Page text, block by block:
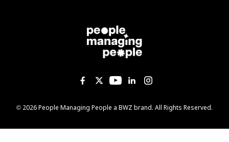
Like us on Facebook
Follow us on Twitter
Follow us on
Add us on
Follow us on
© 2026 People Managing People a BWZ Opens new window
brand. All Rights Reserved.